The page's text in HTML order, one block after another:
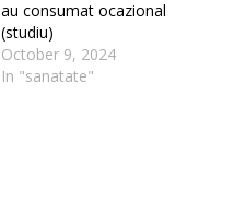
au consumat ocazional
(studiu)
October 9, 2024
In "sanatate"